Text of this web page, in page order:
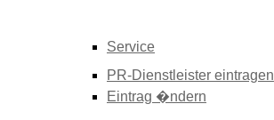
Service
PR-Dienstleister eintragen
Eintrag �ndern